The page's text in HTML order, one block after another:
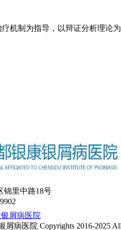
机制为指导，以辩证分析理论
锦里中路18号
屑病医院
病医院 Copyrights 2016-2025 All